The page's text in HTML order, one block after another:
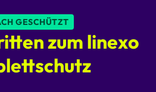
GESCHÜTZT
zum linexo